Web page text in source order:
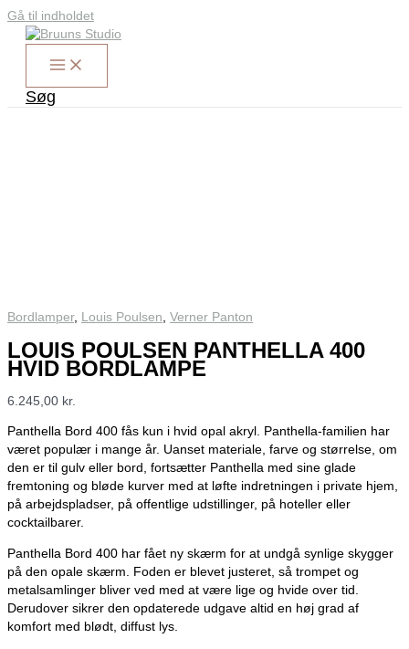
Gå til indholdet
Søg
Bordlamper, Louis Poulsen, Verner Panton
LOUIS POULSEN PANTHELLA 400
HVID BORDLAMPE
6.245,00 kr.
Panthella Bord 400 fås kun i hvid opal akryl. Panthella-familien har
været populær i mange år. Uanset materiale, farve og størrelse, om
den er til gulv eller bord, fortsætter Panthella med sine glade
fremtoning og bløde kurver med at løfte indretningen i private hjem,
på arbejdspladser, på offentlige udstillinger, på hoteller eller
cocktailbarer.
Panthella Bord 400 har fået ny skærm for at undgå synlige skygger
på den opale skærm. Foden er blevet justeret, så trompet og
metalsamlinger bliver ved med at være lige og hvide over tid.
Derudover sikrer den opdaterede udgave altid en høj grad af
komfort med blødt, diffust lys.